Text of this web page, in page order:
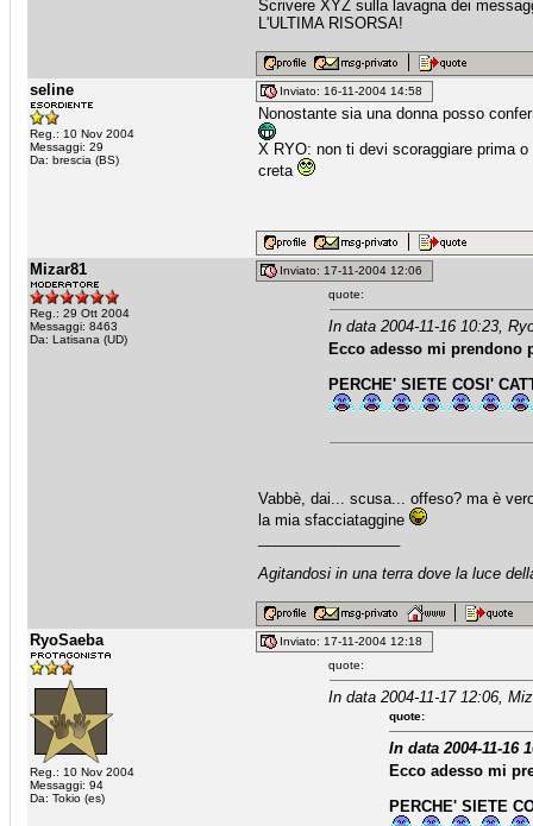
Scrivere XYZ sulla lavagna dei
L'ULTIMA RISORSA!
seline
Reg.: 10 Nov 2004
Messaggi: 29
Da: brescia (BS)
Inviato: 16-11-2004 14:58
Nonostante sia una donna posso
X RYO: non ti devi scoraggiare prima
creta
Mizar81
Reg.: 29 Ott 2004
Messaggi: 8463
Da: Latisana (UD)
Inviato: 17-11-2004 12:06
quote:
In data 2004-11-16 10:23,
Ecco adesso mi
PERCHE' SIETE COSI'
Vabbè, dai... scusa... offeso? ma è
la mia sfacciataggine
Agitandosi in una terra dove la luce
RyoSaeba
Reg.: 10 Nov 2004
Messaggi: 94
Da: Tokio (es)
Inviato: 17-11-2004 12:18
quote:
In data 2004-11-17 12:06,
quote:
In data 2004-11-16
Ecco adesso mi
PERCHE' SIETE